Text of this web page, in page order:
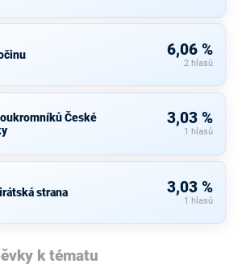
6,06 %
2 hlasů
České
3,03 %
1 hlasů
strana 3,03 %
1 hlasů
k tématu